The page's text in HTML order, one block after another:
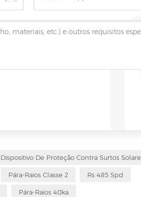
Dispositivo De Proteção Contra Surtos
Pára-Raios Classe 2 Rs 485 Spd
Pára-Raios 40ka